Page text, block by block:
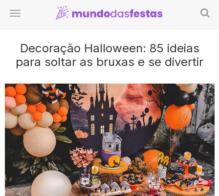
Decoração Halloween: 85 ideias
para soltar as bruxas e se divertir